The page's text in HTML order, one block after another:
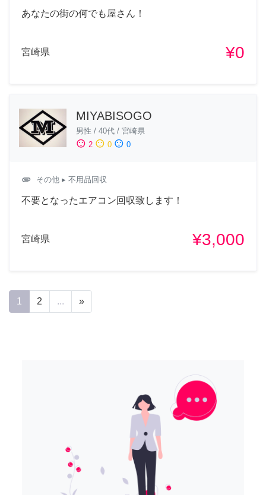
あなたの街の何でも屋さん！
宮崎県 ¥0
MIYABISOGO
男性 / 40代 / 宮崎県
sentiment_satisfied 2 sentiment_neutral 0 sentiment_dissatisfied 0
attachment その他 ▸ 不用品回収
不要となったエアコン回収致します！
宮崎県 ¥3,000
1 2 ... »